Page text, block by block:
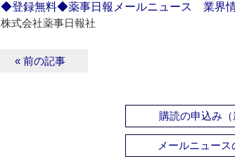
◆登録無料◆薬事日報メールニュース 業界情
株式会社薬事日報社
« 前の記事
購読の申込み（
メールニュース